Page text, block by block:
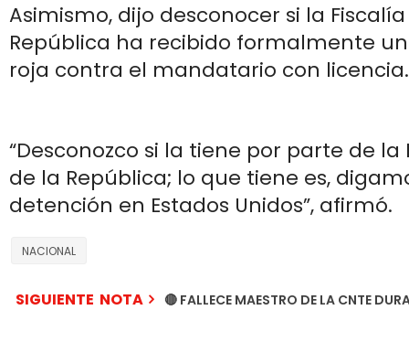
Asimismo, dijo desconocer si la
República ha recibido formalmente
roja contra el mandatario con licencia.
“Desconozco si la tiene por parte de la
de la República; lo que tiene es,
detención en Estados Unidos”, afirmó.
NACIONAL
SIGUIENTE NOTA 🔴 FALLECE MAESTRO DE LA CNTE